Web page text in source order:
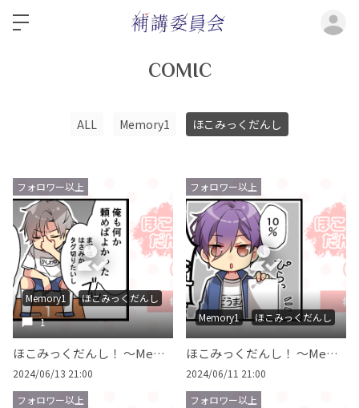
COMIC
ALL Memory1 ほこみっくだんし
フォロワー以上
Memory1
ほこみっくだんし
1
ほこみっくだんし！ ～Memory 1～ #022
2024/06/13 21:00
フォロワー以上
Memory1 ほこみっくだんし
ほこみっくだんし！ ～Memory 1～ #021
2024/06/11 21:00
フォロワー以上
フォロワー以上